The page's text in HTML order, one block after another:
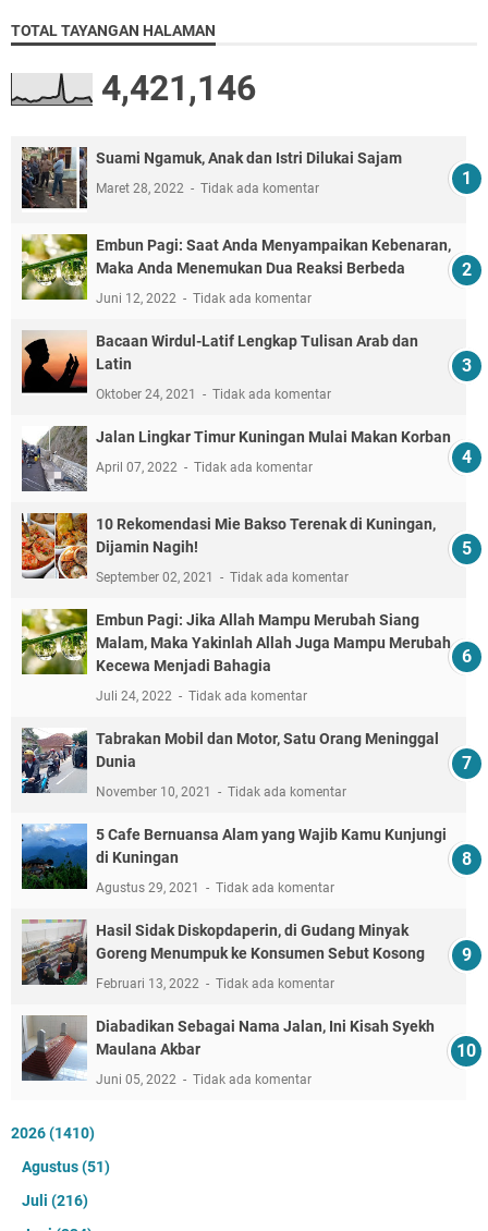
TOTAL TAYANGAN HALAMAN
4,421,146
Suami Ngamuk, Anak dan Istri Dilukai Sajam
Maret 28, 2022 Tidak ada komentar
Embun Pagi: Saat Anda Menyampaikan Kebenaran,
Maka Anda Menemukan Dua Reaksi Berbeda
Juni 12, 2022 Tidak ada komentar
Bacaan Wirdul-Latif Lengkap Tulisan Arab dan
Latin
Oktober 24, 2021 Tidak ada komentar
Jalan Lingkar Timur Kuningan Mulai Makan Korban
April 07, 2022 Tidak ada komentar
10 Rekomendasi Mie Bakso Terenak di Kuningan,
Dijamin Nagih!
September 02, 2021 Tidak ada komentar
Embun Pagi: Jika Allah Mampu Merubah Siang
Malam, Maka Yakinlah Allah Juga Mampu Merubah
Kecewa Menjadi Bahagia
Juli 24, 2022 Tidak ada komentar
Tabrakan Mobil dan Motor, Satu Orang Meninggal
Dunia
November 10, 2021 Tidak ada komentar
5 Cafe Bernuansa Alam yang Wajib Kamu Kunjungi
di Kuningan
Agustus 29, 2021 Tidak ada komentar
Hasil Sidak Diskopdaperin, di Gudang Minyak
Goreng Menumpuk ke Konsumen Sebut Kosong
Februari 13, 2022 Tidak ada komentar
Diabadikan Sebagai Nama Jalan, Ini Kisah Syekh
Maulana Akbar
Juni 05, 2022 Tidak ada komentar
2026(1410)
Agustus(51)
Juli (216)